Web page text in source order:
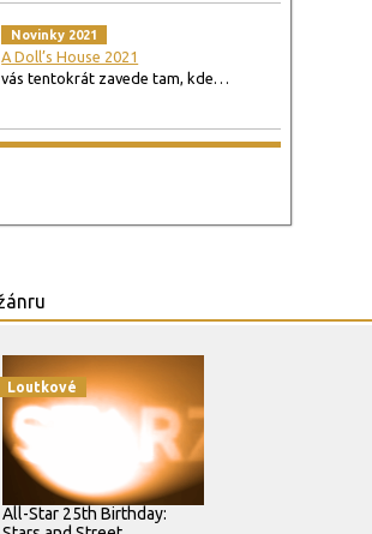
Novinky 2021
A Doll’s House 2021
vás tentokrát zavede tam, kde…
Loutkové
All-Star 25th Birthday: